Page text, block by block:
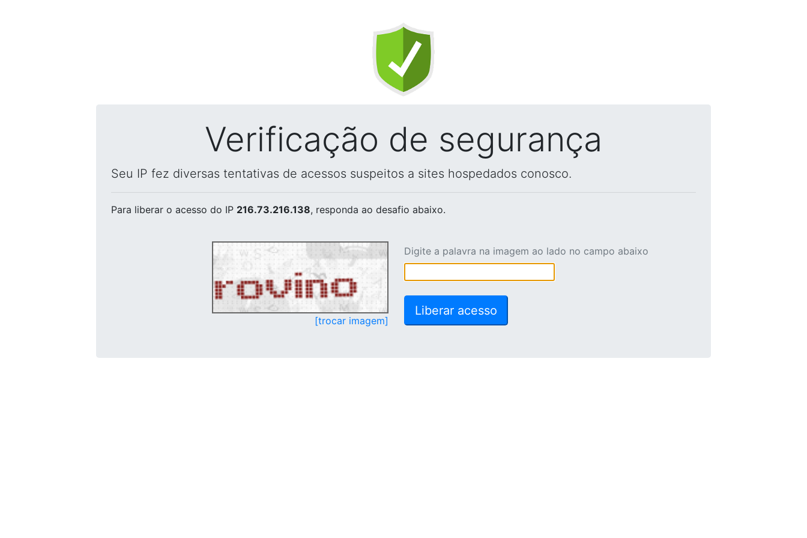
Verificação de segurança
Seu IP fez diversas tentativas de acessos suspeitos a sites hospedados conosco.
Para liberar o acesso do IP 216.73.216.138, responda ao desafio abaixo.
[trocar imagem]
Digite a palavra na imagem ao lado no campo abaixo